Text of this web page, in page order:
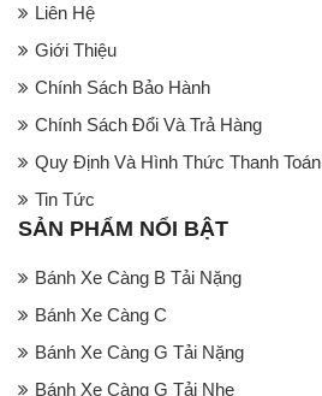
Liên Hệ
Giới Thiệu
Chính Sách Bảo Hành
Chính Sách Đổi Và Trả Hàng
Quy Định Và Hình Thức Thanh Toán
Tin Tức
SẢN PHẨM NỔI BẬT
Bánh Xe Càng B Tải Nặng
Bánh Xe Càng C
Bánh Xe Càng G Tải Nặng
Bánh Xe Càng G Tải Nhẹ